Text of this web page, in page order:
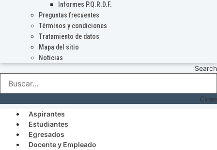
Informes P.Q.R.D.F.
Preguntas frecuentes
Términos y condiciones
Tratamiento de datos
Mapa del sitio
Noticias
Search
Close
Aspirantes
Estudiantes
Egresados
Docente y Empleado